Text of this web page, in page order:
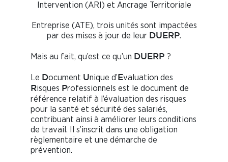
Intervention (ARI) et Ancrage Territoriale
Entreprise (ATE), trois unités sont impactées
par des mises à jour de leur DUERP.
Mais au fait, qu’est ce qu’un DUERP ?
Le Document Unique d’ Evaluation des
Risques Professionnels est le document de
référence relatif à l’évaluation des risques
pour la santé et sécurité des salariés,
contribuant ainsi à améliorer leurs conditions
de travail. Il s’inscrit dans une obligation
règlementaire et une démarche de
prévention.